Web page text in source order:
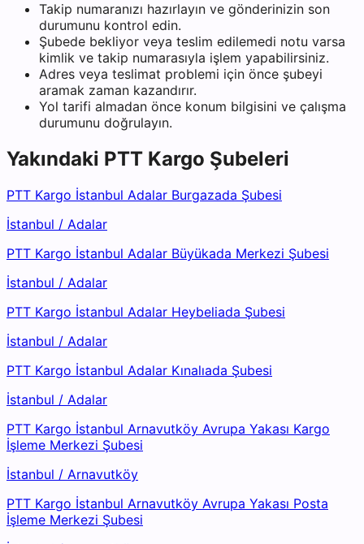
Takip numaranızı hazırlayın ve gönderinizin son
durumunu kontrol edin.
Şubede bekliyor veya teslim edilemedi notu varsa
kimlik ve takip numarasıyla işlem yapabilirsiniz.
Adres veya teslimat problemi için önce şubeyi
aramak zaman kazandırır.
Yol tarifi almadan önce konum bilgisini ve çalışma
durumunu doğrulayın.
Yakındaki PTT Kargo Şubeleri
PTT Kargo İstanbul Adalar Burgazada Şubesi
İstanbul / Adalar
PTT Kargo İstanbul Adalar Büyükada Merkezi Şubesi
İstanbul / Adalar
PTT Kargo İstanbul Adalar Heybeliada Şubesi
İstanbul / Adalar
PTT Kargo İstanbul Adalar Kınalıada Şubesi
İstanbul / Adalar
PTT Kargo İstanbul Arnavutköy Avrupa Yakası Kargo
İşleme Merkezi Şubesi
İstanbul / Arnavutköy
PTT Kargo İstanbul Arnavutköy Avrupa Yakası Posta
İşleme Merkezi Şubesi